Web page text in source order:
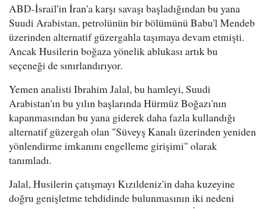
ABD-İsrail'in İran'a karşı savaşı başladığından bu yana
Suudi Arabistan, petrolünün bir bölümünü Babu'l Mendeb
üzerinden alternatif güzergahla taşımaya devam etmişti.
Ancak Husilerin boğaza yönelik ablukası artık bu
seçeneği de sınırlandırıyor.
Yemen analisti Ibrahim Jalal, bu hamleyi, Suudi
Arabistan'ın bu yılın başlarında Hürmüz Boğazı'nın
kapanmasından bu yana giderek daha fazla kullandığı
alternatif güzergah olan "Süveyş Kanalı üzerinden yeniden
yönlendirme imkanını engelleme girişimi" olarak
tanımladı.
Jalal, Husilerin çatışmayı Kızıldeniz'in daha kuzeyine
doğru genişletme tehdidinde bulunmasının iki nedeni